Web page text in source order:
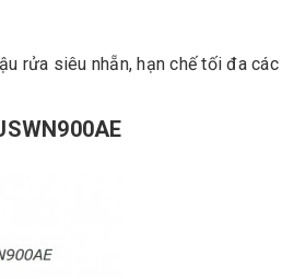
rửa siêu nhẵn, hạn chế tối đa